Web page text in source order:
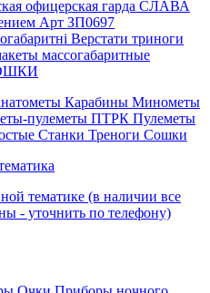
офицерская гарда СЛАВА
Арт ЗП0697
Верстати триноги
массогабаритные
Карабины Минометы
пулеметы ПТРК Пулеметы
Станки Треноги Сошки
тематике (в наличии все
- уточнить по телефону)